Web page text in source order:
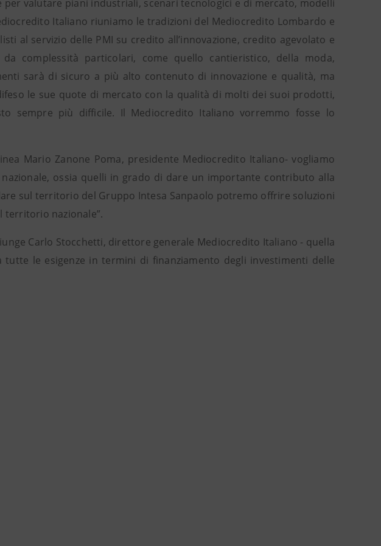
valutare piani industriali, scenari tecnologici e di mercato, modelli
Italiano riuniamo le tradizioni del Mediocredito Lombardo e
al servizio delle PMI su credito all’innovazione, credito agevolato e
complessità particolari, come quello cantieristico, della moda,
sarà di sicuro a più alto contenuto di innovazione e qualità, ma
le sue quote di mercato con la qualità di molti dei suoi prodotti,
sempre più difficile. Il Mediocredito Italiano vorremmo fosse lo
Mario Zanone Poma, presidente Mediocredito Italiano- vogliamo
ossia quelli in grado di dare un importante contributo alla
sul territorio del Gruppo Intesa Sanpaolo potremo offrire soluzioni
territorio nazionale”.
Carlo Stocchetti, direttore generale Mediocredito Italiano - quella
le esigenze in termini di finanziamento degli investimenti delle